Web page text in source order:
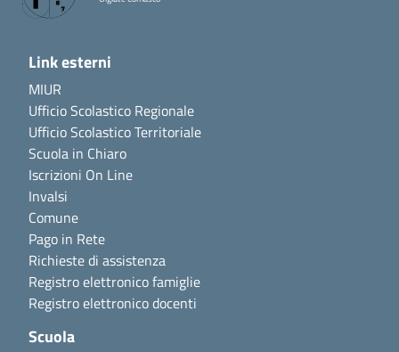
Link esterni
MIUR
Ufficio Scolastico Regionale
Ufficio Scolastico Territoriale
Scuola in Chiaro
Iscrizioni On Line
Invalsi
Comune
Pago in Rete
Richieste di assistenza
Registro elettronico famiglie
Registro elettronico docenti
Scuola